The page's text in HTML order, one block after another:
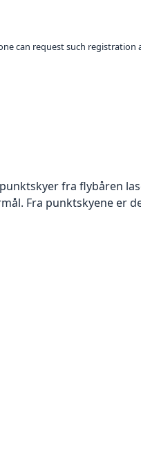
can request such registration
fra flybåren
Fra punktskyene er